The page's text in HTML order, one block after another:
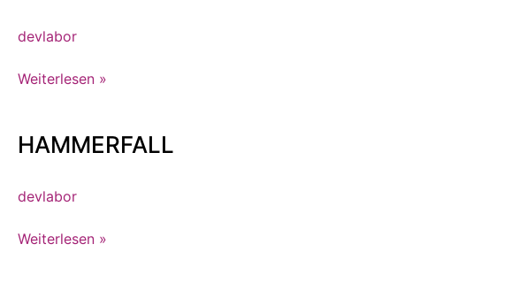
devlabor
Weiterlesen »
HAMMERFALL
devlabor
HAMMERFALL
Weiterlesen »